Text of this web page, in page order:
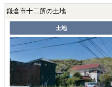
鎌倉市十二所の土地
土地